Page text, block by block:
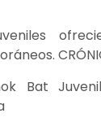
Bat